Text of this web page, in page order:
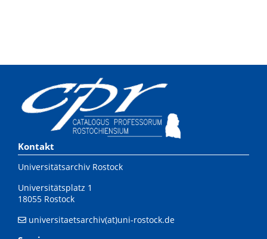
Kontakt
Universitätsarchiv Rostock
Universitätsplatz 1
18055 Rostock
universitaetsarchiv(at)uni-rostock.de